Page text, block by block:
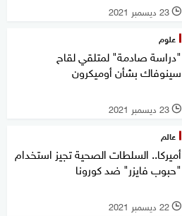
l 23 ديسمبر 2021
علوم
"دراسة صادمة" لمتلقي لقاح
سينوفاك بشأن أوميكرون
l 23 ديسمبر 2021
عالم
أميركا.. السلطات الصحية تجيز استخدام
"حبوب فايزر" ضد كورونا
l 22 ديسمبر 2021